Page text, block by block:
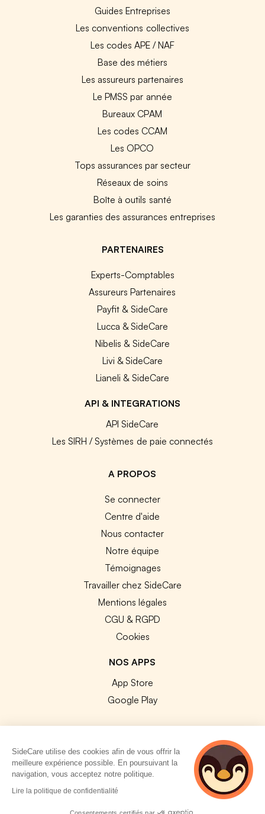
Guides Entreprises
Les conventions collectives
Les codes APE / NAF
Base des métiers
Les assureurs partenaires
Le PMSS par année
Bureaux CPAM
Les codes CCAM
Les OPCO
Tops assurances par secteur
Réseaux de soins
Boîte à outils santé
Les garanties des assurances entreprises
PARTENAIRES
Experts-Comptables
Assureurs Partenaires
Payfit & SideCare
Lucca & SideCare
Nibelis & SideCare
Livi & SideCare
Lianeli & SideCare
API & INTEGRATIONS
API SideCare
Les SIRH / Systèmes de paie connectés
A PROPOS
Se connecter
Centre d'aide
Nous contacter
Notre équipe
Témoignages
Travailler chez SideCare
Mentions légales
CGU & RGPD
Cookies
NOS APPS
App Store
Google Play
© 2026 SideCare. Tous droits réservés.
SideCare utilise des cookies afin de vous offrir la
meilleure expérience possible. En poursuivant la
navigation, vous acceptez notre politique.
Lire la politique de confidentialité
Consentements certifiés par
5 personnes
consultent
actuellement cette